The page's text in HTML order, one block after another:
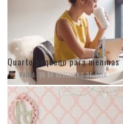
Quarto pequeno para meninas
PAOLA, 26 DE DEZEMBRO DE 2018